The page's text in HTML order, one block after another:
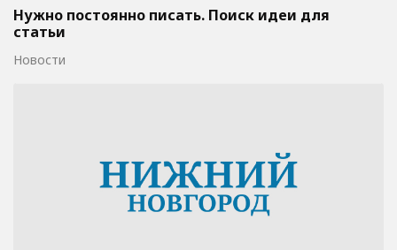
Нужно постоянно писать. Поиск идеи для
статьи
Новости